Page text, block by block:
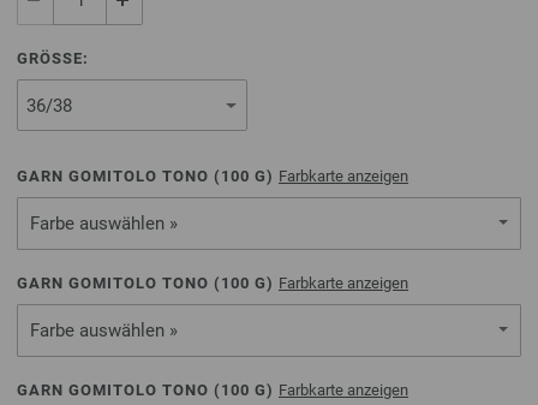
GRÖSSE:
GARN GOMITOLO TONO ( 100 G) Farbkarte anzeigen
Farbe auswählen »
GARN GOMITOLO TONO ( 100 G) Farbkarte anzeigen
Farbe auswählen »
GARN GOMITOLO TONO ( 100 G) Farbkarte anzeigen